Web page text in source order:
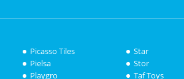
Picasso Tiles
Pielsa
Playgro
Star
Stor
Taf Toys